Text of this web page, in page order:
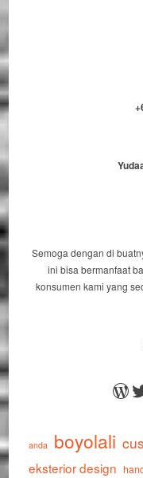
Semoga dengan di
ini bisa bermanfaat
konsumen kami yang
anda boyolali
eksterior design